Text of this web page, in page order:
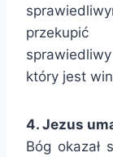
który jest
4. Jezus
Bóg okazał